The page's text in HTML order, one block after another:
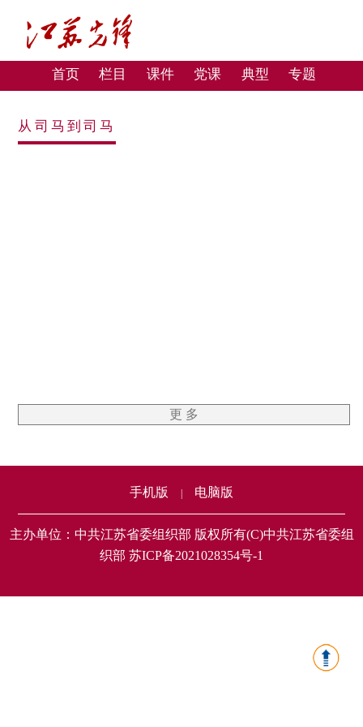
首页 栏目 课件 党课 典型 专题
从司马到司马
更 多
手机版 电脑版
主办单位：中共江苏省委组织部 版权所有(C)中共江苏省委组
织部 苏ICP备2021028354号-1